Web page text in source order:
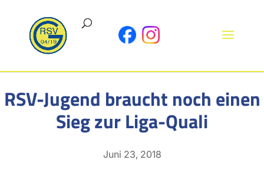
RSV-Jugend braucht noch einen
Sieg zur Liga-Quali
Juni 23, 2018